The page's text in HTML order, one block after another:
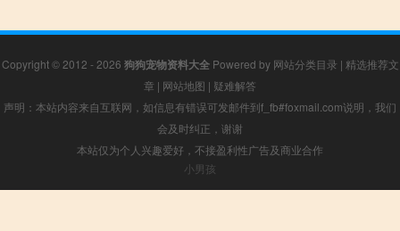
Copyright © 2012 - 2026 狗狗宠物资料大全Powered by 网站分类目录 | 精选推荐文
章 | 网站地图 | 疑难解答
声明：本站内容来自互联网，如信息有错误可发邮件到f_fb#foxmail.com说明，我们
会及时纠正，谢谢
本站仅为个人兴趣爱好，不接盈利性广告及商业合作
小男孩